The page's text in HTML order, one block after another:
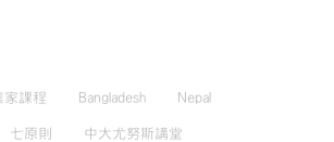
家課程 Bangladesh Nepal
七原則 中大尤努斯講堂